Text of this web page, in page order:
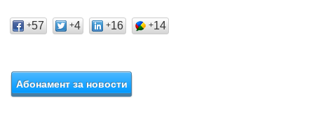
+57 +4 +16 +14